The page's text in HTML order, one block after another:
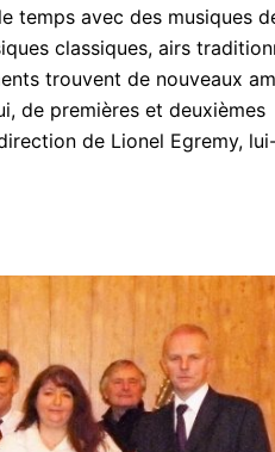
temps avec des musiques
classiques, airs
trouvent de nouveaux
de premières et deuxièmes
de Lionel Egremy,